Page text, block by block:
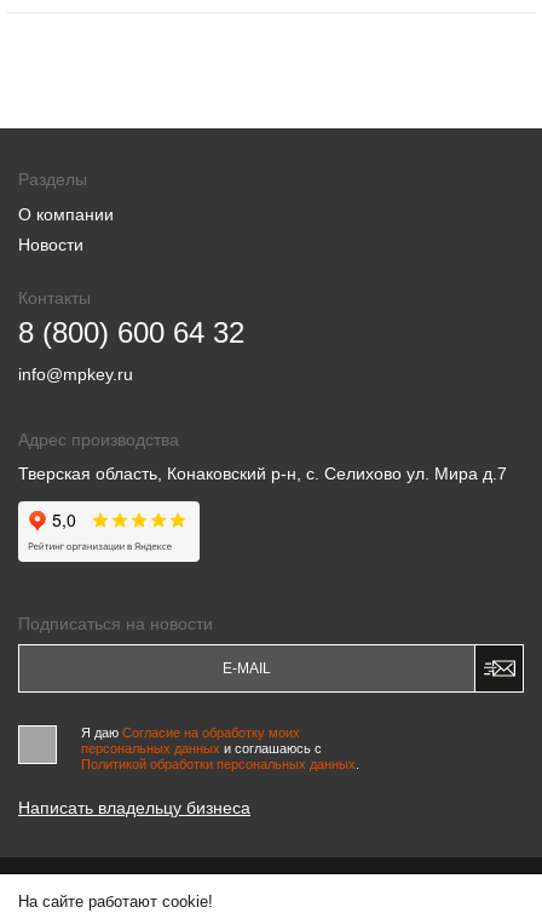
Разделы
О компании
Новости
Контакты
8 (800) 600 64 32
info@mpkey.ru
Адрес производства
Тверская область, Конаковский р-н, с. Селихово ул. Мира д.7
Подписаться на новости
Я даю Согласие на обработку моих
персональных данных и соглашаюсь c
Политикой обработки персональных данных
Написать владельцу бизнеса
© 2000-2026 «МАСТЕРСКИЕ ПИНЧУКА»
На сайте работают cookie!